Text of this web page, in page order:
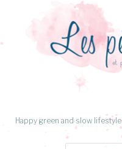
Happy green and slow lifestyle